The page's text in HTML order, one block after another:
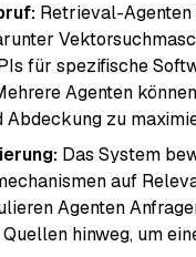
Retrieval-
für spezifische
Agenten
Abdeckung zu
Das System
auf
Agenten
hinweg, um